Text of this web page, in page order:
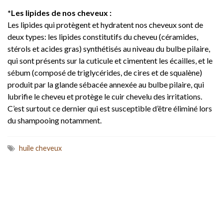
*Les lipides de nos cheveux :
Les lipides qui protègent et hydratent nos cheveux sont de
deux types: les lipides constitutifs du cheveu (céramides,
stérols et acides gras) synthétisés au niveau du bulbe pilaire,
qui sont présents sur la cuticule et cimentent les écailles, et le
sébum (composé de triglycérides, de cires et de squalène)
produit par la glande sébacée annexée au bulbe pilaire, qui
lubrifie le cheveu et protège le cuir chevelu des irritations.
C’est surtout ce dernier qui est susceptible d’être éliminé lors
du shampooing notamment.
huile cheveux